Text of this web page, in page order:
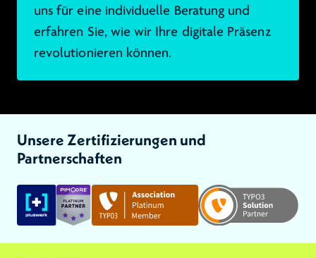
uns für eine individuelle Beratung und
erfahren Sie, wie wir Ihre digitale Präsenz
revolutionieren können.
Unsere Zertifizierungen und
Partnerschaften
Link zu: Link zu: Link zu: